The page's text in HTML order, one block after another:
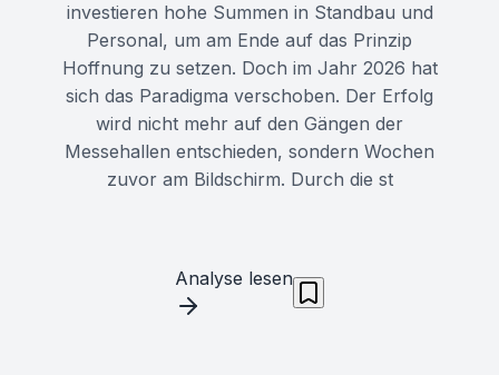
investieren hohe Summen in Standbau und
Personal, um am Ende auf das Prinzip
Hoffnung zu setzen. Doch im Jahr 2026 hat
sich das Paradigma verschoben. Der Erfolg
wird nicht mehr auf den Gängen der
Messehallen entschieden, sondern Wochen
zuvor am Bildschirm. Durch die st
Analyse lesen